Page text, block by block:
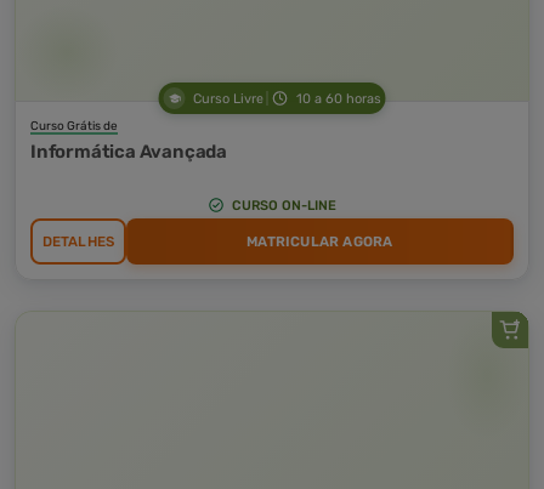
Curso Livre 10 a 60 horas
Curso Grátis de
Informática Avançada
CURSO ON-LINE
DETALHES MATRICULAR AGORA